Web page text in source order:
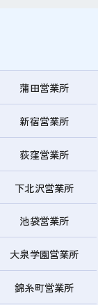
蒲田営業所
新宿営業所
荻窪営業所
下北沢営業所
池袋営業所
大泉学園営業所
錦糸町営業所